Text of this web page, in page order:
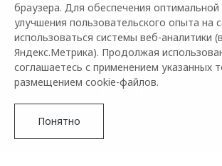
ПРЕЗЕНТАЦИЯ
OMODA C7
браузера. Для обеспечения
улучшения пользовательского опыта на
использоваться системы веб-аналитики
Яндекс.Метрика). Продолжая
соглашаетесь с применением указанных
размещением cookie-файлов.
Понятно